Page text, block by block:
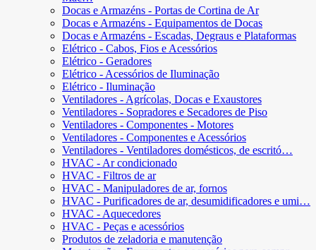
Docas e Armazéns - Portas de Cortina de Ar
Docas e Armazéns - Equipamentos de Docas
Docas e Armazéns - Escadas, Degraus e Plataformas
Elétrico - Cabos, Fios e Acessórios
Elétrico - Geradores
Elétrico - Acessórios de Iluminação
Elétrico - Iluminação
Ventiladores - Agrícolas, Docas e Exaustores
Ventiladores - Sopradores e Secadores de Piso
Ventiladores - Componentes - Motores
Ventiladores - Componentes e Acessórios
Ventiladores - Ventiladores domésticos, de escritó…
HVAC - Ar condicionado
HVAC - Filtros de ar
HVAC - Manipuladores de ar, fornos
HVAC - Purificadores de ar, desumidificadores e umi…
HVAC - Aquecedores
HVAC - Peças e acessórios
Produtos de zeladoria e manutenção